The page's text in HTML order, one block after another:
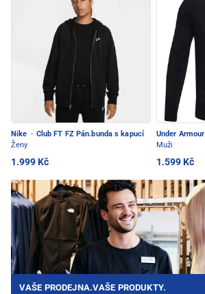
Nike · Club FT FZ Pán.bunda s kapucí
Ženy
1.999 Kč
Under Armour
Muži
1.599 Kč
VAŠE PRODEJNA.VAŠE PRODUKTY.